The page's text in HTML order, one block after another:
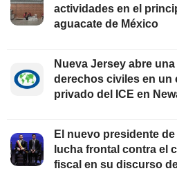
actividades en el
aguacate de México
Nueva Jersey abre
derechos civiles en un
privado del ICE en
El nuevo presidente
lucha frontal contra el
fiscal en su discurso